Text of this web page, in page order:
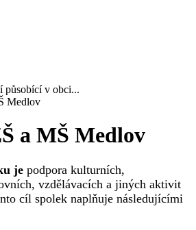
působící v obci...
Medlov
a MŠ Medlov
je podpora kulturních,
vzdělávacích a jiných aktivit
cíl spolek naplňuje následujícími